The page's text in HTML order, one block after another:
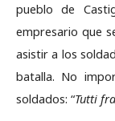
pueblo de
empresario que
asistir a los
batalla. No
soldados: “Tutti